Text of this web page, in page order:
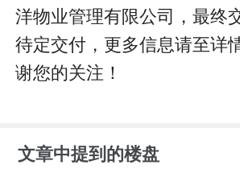
洋物业管理有限公司，最终
待定交付，更多信息请至详
谢您的关注！
文章中提到的楼盘